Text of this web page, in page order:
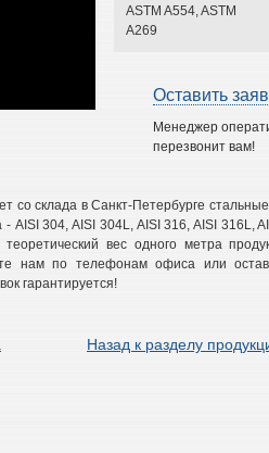
ASTM A554, ASTM
A269
Оставить
Менеджер
перезвонит вам!
со склада в Санкт-Петербурге
- AISI 304, AISI 304L, AISI 316, AISI
вес одного метра
нам по телефонам офиса или
гарантируется!
Назад к разделу